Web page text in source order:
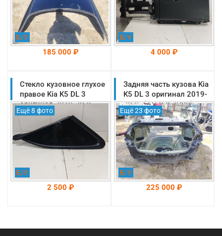
Б/У
185 000 ₽
На складе: Раменское
-->
Б/У
4 000 ₽
На складе: Раменское
-->
Стекло кузовное глухое
правое Kia K5 DL 3
оригинал 2019-2025
(87820L2010)
Ещё 8 фото
Б/У
2 500 ₽
-->
Задняя часть кузова Kia
K5 DL 3 оригинал 2019-
2025 (71503L2C00)
Ещё 23 фото
Б/У
225 000 ₽
-->